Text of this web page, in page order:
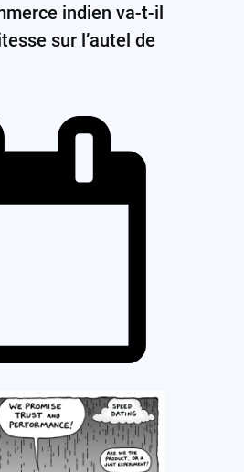
indien va-t-il
sur l’autel de